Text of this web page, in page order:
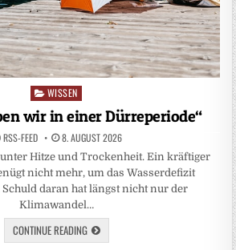
Posted
in
WISSEN
wir in einer Dürreperiode“
RSS-FEED 8. AUGUST 2026
Hitze und Trockenheit. Ein kräftiger
nicht mehr, um das Wasserdefizit
daran hat längst nicht nur der
Klimawandel…
CONTINUE READING